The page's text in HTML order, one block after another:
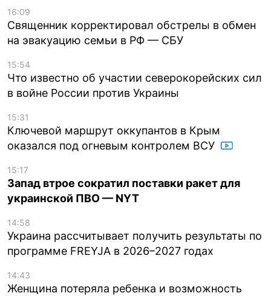
16:09
Священник корректировал обстрелы в обмен
на эвакуацию семьи в РФ — СБУ
15:54
Что известно об участии северокорейских сил
в войне России против Украины
15:31
Ключевой маршрут оккупантов в Крым
оказался под огневым контролем ВСУ
15:17
Запад втрое сократил поставки ракет для
украинской ПВО — NYT
14:58
Украина рассчитывает получить результаты по
программе FREYJA в 2026–2027 годах
14:43
Женщина потеряла ребенка и возможность